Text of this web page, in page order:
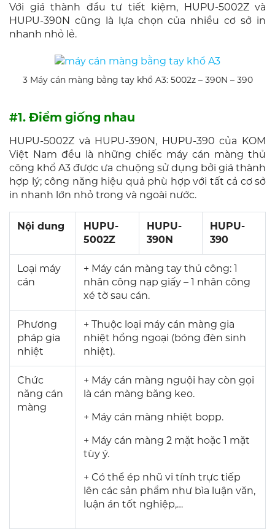
Với giá thành đầu tư tiết kiệm, HUPU-5002Z và
HUPU-390N cũng là lựa chọn của nhiều cơ sở in
nhanh nhỏ lẻ.
3 Máy cán màng bằng tay khổ A3: 5002z – 390N – 390
#1. Điểm giống nhau
HUPU-5002Z và HUPU-390N, HUPU-390 của KOM
Việt Nam đều là những chiếc máy cán màng thủ
công khổ A3 được ưa chuộng sử dụng bởi giá thành
hợp lý; công năng hiệu quả phù hợp với tất cả cơ sở
in nhanh lớn nhỏ trong và ngoài nước.
Nội dung
HUPU-
5002Z
HUPU-
390N
HUPU-
390
Loại máy
cán
+ Máy cán màng tay thủ công: 1
nhân công nạp giấy – 1 nhân công
xé tờ sau cán.
Phương
pháp gia
nhiệt
+ Thuộc loại máy cán màng gia
nhiệt hồng ngoại (bóng đèn sinh
nhiệt).
Chức
năng cán
màng
+ Máy cán màng nguội hay còn gọi
là cán màng băng keo.
+ Máy cán màng nhiệt bopp.
+ Máy cán màng 2 mặt hoặc 1 mặt
tùy ý.
+ Có thể ép nhũ vi tính trực tiếp
lên các sản phẩm như bìa luận văn,
luận án tốt nghiệp,…